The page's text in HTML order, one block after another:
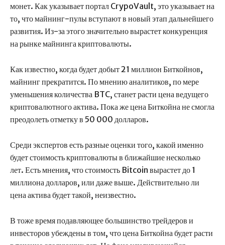
монет. Как указывает портал CrypoVault, это указывает на
то, что майнинг-пулы вступают в новый этап дальнейшего
развития. Из-за этого значительно вырастет конкуренция
на рынке майнинга криптовалюты.
Как известно, когда будет добыт 21 миллион Биткойнов,
майнинг прекратится. По мнению аналитиков, по мере
уменьшения количества BTC, станет расти цена ведущего
криптовалютного актива. Пока же цена Биткойна не смогла
преодолеть отметку в 50 000 долларов.
Среди экспертов есть разные оценки того, какой именно
будет стоимость криптовалюты в ближайшие несколько
лет. Есть мнения, что стоимость Bitcoin вырастет до 1
миллиона долларов, или даже выше. Действительно ли
цена актива будет такой, неизвестно.
В тоже время подавляющее большинство трейдеров и
инвесторов убеждены в том, что цена Биткойна будет расти